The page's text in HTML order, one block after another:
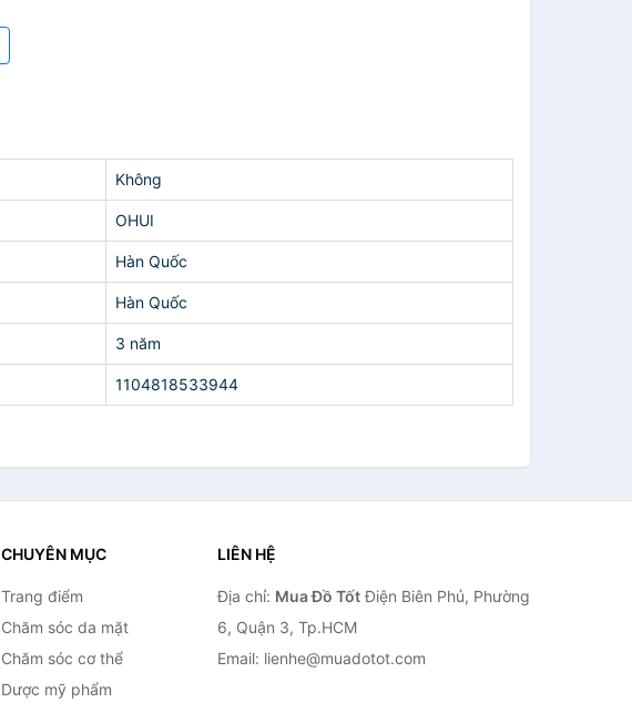
Không
OHUI
Hàn Quốc
Hàn Quốc
3 năm
1104818533944
CHUYÊN MỤC
Trang điểm
Chăm sóc da mặt
Chăm sóc cơ thể
Dược mỹ phẩm
LIÊN HỆ
Địa chỉ: Mua Đồ TốtĐiện Biên Phủ, Phường
6, Quận 3, Tp.HCM
Email: lienhe@muadotot.com